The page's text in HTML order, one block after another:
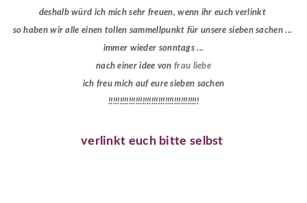
deshalb würd ich mich sehr freuen, wenn ihr euch verlinkt
so haben wir alle einen tollen sammellpunkt für unsere sieben sachen ...
immer wieder sonntags ...
nach einer idee von frau liebe
ich freu mich auf eure sieben sachen
!!!!!!!!!!!!!!!!!!!!!!!!!!!!!!!!!!!!!!!!
verlinkt euch bitte selbst